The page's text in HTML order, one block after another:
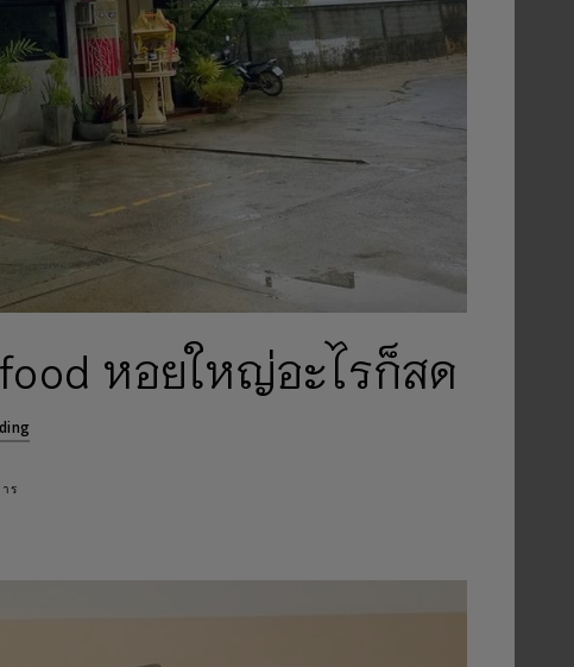
หอยใหญ่อะไรก็สด
ร